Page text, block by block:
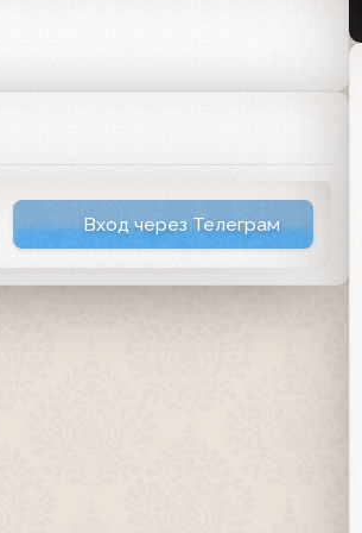
Вход через Телеграм